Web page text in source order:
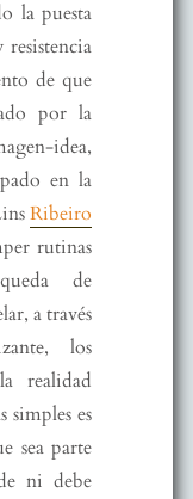
la puesta
de que
por la
idea,
en la
Ribeiro
rutinas
de
a través
los
realidad
simples es
sea parte
ni debe